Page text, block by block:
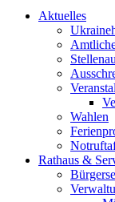
Aktuelles
Wahlen
Rathaus &